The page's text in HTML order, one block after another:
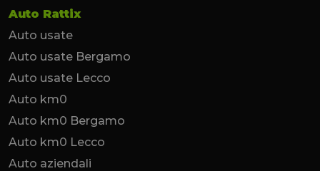
Auto Rattix
Auto usate
Auto usate Bergamo
Auto usate Lecco
Auto km0
Auto km0 Bergamo
Auto km0 Lecco
Auto aziendali